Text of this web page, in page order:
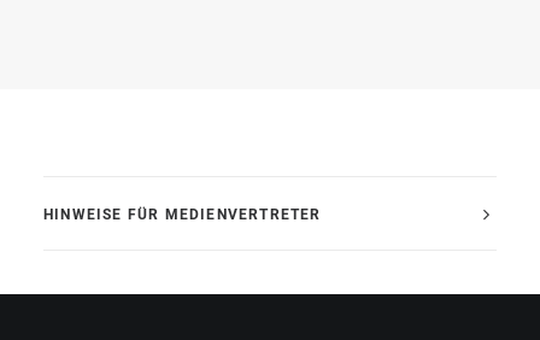
HINWEISE FÜR MEDIENVERTRETER